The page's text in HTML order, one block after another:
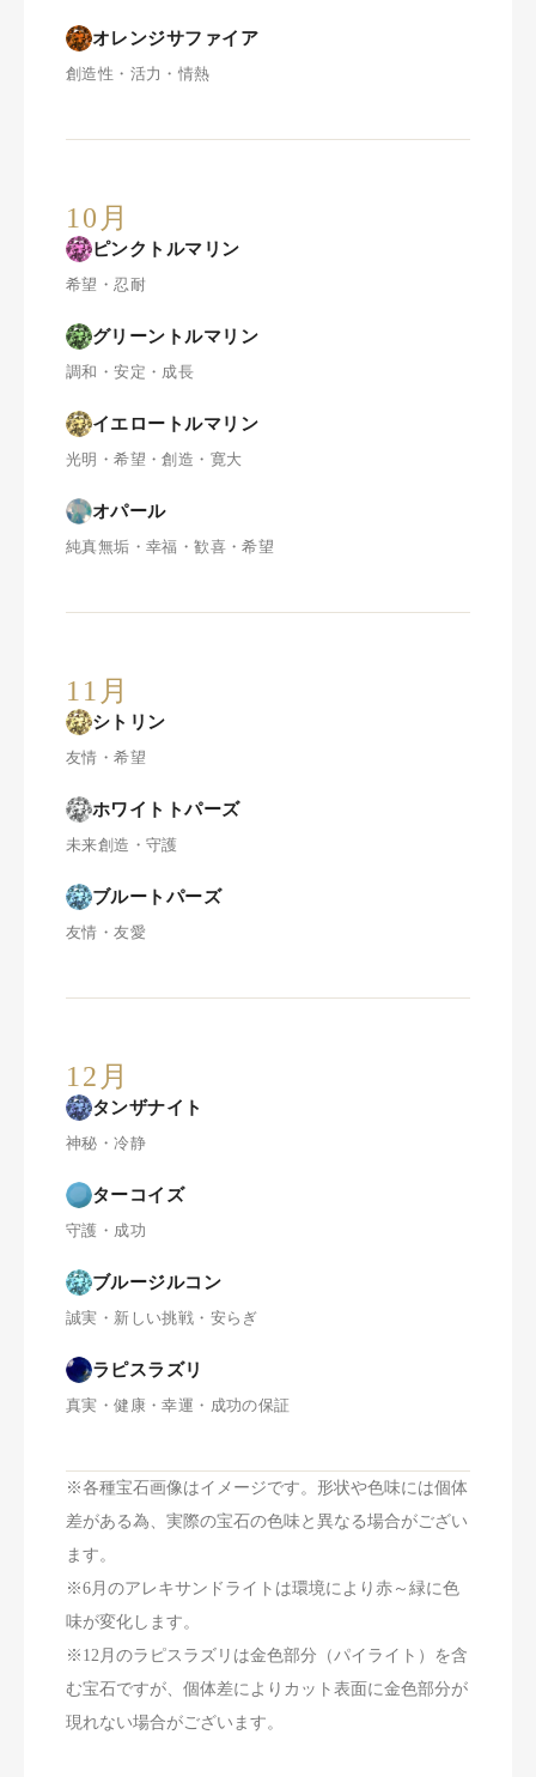
オレンジサファイア
創造性・活力・情熱
10月
ピンクトルマリン
希望・忍耐
グリーントルマリン
調和・安定・成長
イエロートルマリン
光明・希望・創造・寛大
オパール
純真無垢・幸福・歓喜・希望
11月
シトリン
友情・希望
ホワイトトパーズ
未来創造・守護
ブルートパーズ
友情・友愛
12月
タンザナイト
神秘・冷静
ターコイズ
守護・成功
ブルージルコン
誠実・新しい挑戦・安らぎ
ラピスラズリ
真実・健康・幸運・成功の保証
※各種宝石画像はイメージです。形状や色味には個体
差がある為、実際の宝石の色味と異なる場合がござい
ます。
※6月のアレキサンドライトは環境により赤～緑に色
味が変化します。
※12月のラピスラズリは金色部分（パイライト）を含
む宝石ですが、個体差によりカット表面に金色部分が
現れない場合がございます。